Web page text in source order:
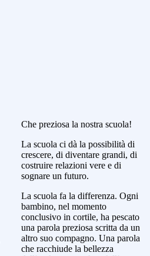
Che preziosa la nostra scuola!
La scuola ci dà la possibilità di
crescere, di diventare grandi, di
costruire relazioni vere e di
sognare un futuro.
La scuola fa la differenza. Ogni
bambino, nel momento
conclusivo in cortile, ha pescato
una parola preziosa scritta da un
altro suo compagno. Una parola
che racchiude la bellezza